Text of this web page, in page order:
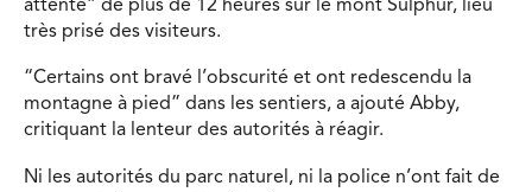
attente” de plus de 12 heures sur le mont Sulphur, lieu
très prisé des visiteurs.
“Certains ont bravé l’obscurité et ont redescendu la
montagne à pied” dans les sentiers, a ajouté Abby,
critiquant la lenteur des autorités à réagir.
Ni les autorités du parc naturel, ni la police n’ont fait de